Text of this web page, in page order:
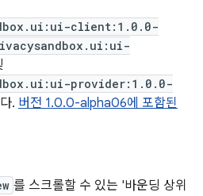
client:1.0.0-
provider:1.0.0-
. 버전 1.0.0-alpha06에 포함된
를 스크롤할 수 있는 '바운딩 상위